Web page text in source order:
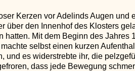
Kerzen vor Adelinds Augen und
über den Innenhof des Klosters
Mit dem Beginn des Jahres
selbst einen kurzen
es widerstrebte ihr, die
dass jede Bewegung